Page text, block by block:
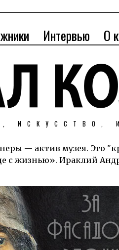
Интервью О
ИСКУССТВО,
— актив музея. Это
с жизнью». Ираклий